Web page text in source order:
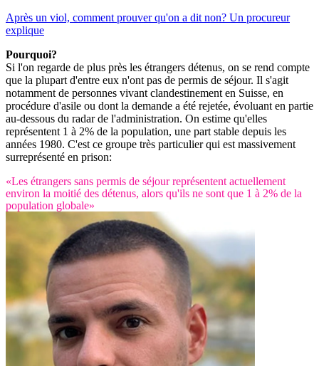
Après un viol, comment prouver qu'on a dit non? Un procureur
explique
Pourquoi?
Si l'on regarde de plus près les étrangers détenus, on se rend compte
que la plupart d'entre eux n'ont pas de permis de séjour. Il s'agit
notamment de personnes vivant clandestinement en Suisse, en
procédure d'asile ou dont la demande a été rejetée, évoluant en partie
au-dessous du radar de l'administration. On estime qu'elles
représentent 1 à 2% de la population, une part stable depuis les
années 1980. C'est ce groupe très particulier qui est massivement
surreprésenté en prison:
«Les étrangers sans permis de séjour représentent actuellement
environ la moitié des détenus, alors qu'ils ne sont que 1 à 2% de la
population globale»